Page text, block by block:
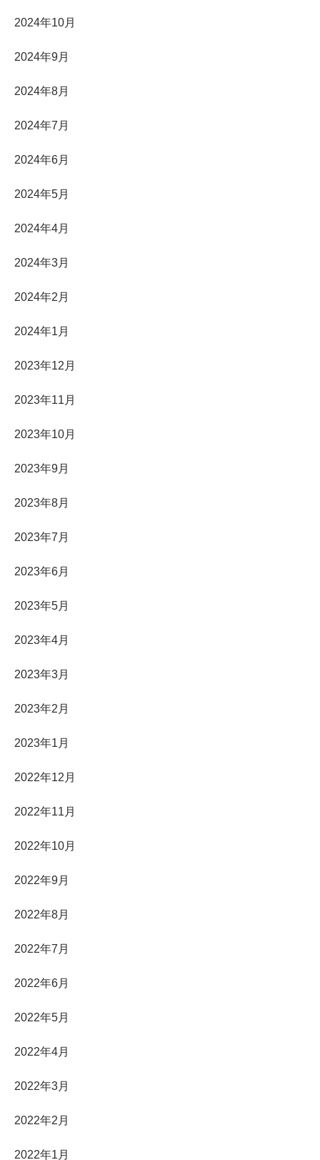
2024年10月
2024年9月
2024年8月
2024年7月
2024年6月
2024年5月
2024年4月
2024年3月
2024年2月
2024年1月
2023年12月
2023年11月
2023年10月
2023年9月
2023年8月
2023年7月
2023年6月
2023年5月
2023年4月
2023年3月
2023年2月
2023年1月
2022年12月
2022年11月
2022年10月
2022年9月
2022年8月
2022年7月
2022年6月
2022年5月
2022年4月
2022年3月
2022年2月
2022年1月